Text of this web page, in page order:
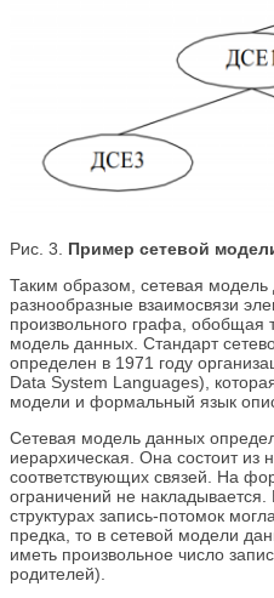
Рис. 3. Пример сетевой
Таким образом, сетевая модель
разнообразные взаимосвязи
произвольного графа,
модель данных. Стандарт
определен в 1971 году
Data System Languages),
модели и формальный язык
Сетевая модель данных
иерархическая. Она состоит из
соответствующих связей. На
ограничений не накладывается.
структурах запись-потомок
предка, то в сетевой модели
иметь произвольное число
родителей).